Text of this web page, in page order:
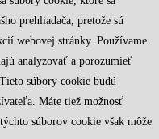
prehliadača, pretože sú
webovej stránky. Používame
analyzovať a porozumieť
súbory cookie budú
Máte tiež možnosť
súborov cookie však môže